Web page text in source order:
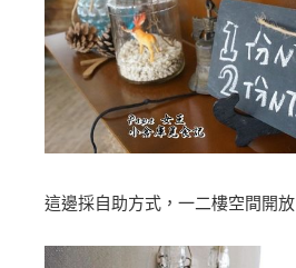
這邊採自助方式，一二樓空間開放